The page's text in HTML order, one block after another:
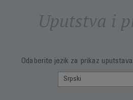
Uputstva i
Odaberite jezik za prikaz